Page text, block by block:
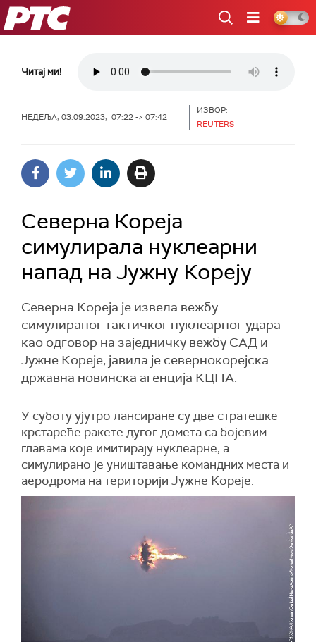
РТС
Читај ми!
НЕДЕЉА, 03.09.2023, 07:22 -> 07:42
ИЗВОР:
REUTERS
Северна Кореја
симулирала нуклеарни
напад на Јужну Кореју
Северна Кореја је извела вежбу
симулираног тактичког нуклеарног удара
као одговор на заједничку вежбу САД и
Јужне Кореје, јавила је севернокорејска
државна новинска агенција КЦНА.
У суботу ујутро лансиране су две стратешке
крстареће ракете дугог домета са бојевим
главама које имитирају нуклеарне, а
симулирано је уништавање командних места и
аеродрома на територији Јужне Кореје.